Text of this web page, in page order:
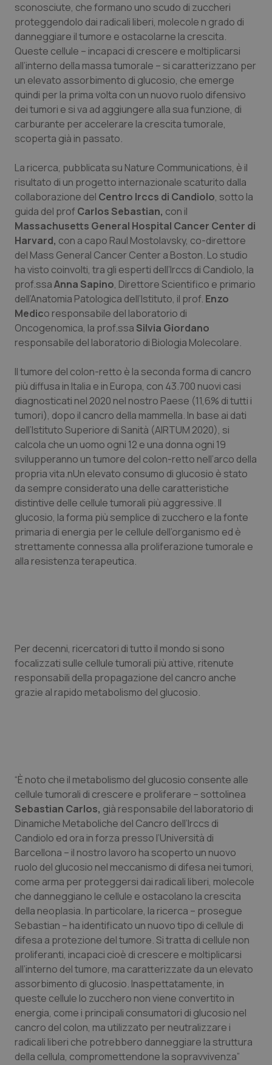
Campania
Emilia-Romagna
Friuli Venezia Giulia
Lazio
Liguria
Lombardia
Marche
Molise
Piemonte
Provincia Autonoma di Bolzano
Provincia Autonoma di Trento
Puglia
Sardegna
Sicilia
Toscana
Umbria
Valle D’Aosta
Veneto
Car-T
Colesterolo & coronaropatie
Dermatite Atopica
Diabete & glucometri
Disturbi dell’umore
Dolore
Donna & Salute
Epatiti
HIV
Infezioni & Febbre
Ipertensione & Scompenso
Malattie rare
Malattia di Crohn & Rettocolite Ulcerosa
Neuroscienze & patologie neurodegenerative
Obesità
Oftalmologia
Oncodermatologia
Oncoematologia
Quotidiano Cardiologia
Quotidiano Chirurgia
Rene & patologie urogenitali
Salute orale & impianti
Sangue & coagulazione
Tiroide
Tumore al seno
Tumore ovarico
Tumori del Polmone & Testa Collo
Tumori gastrointestinali
Ulcera & Reflusso
Vaccini
sconosciute, che formano uno scudo di zuccheri
proteggendolo dai radicali liberi, molecole n grado di
danneggiare il tumore e ostacolarne la crescita.
Queste cellule – incapaci di crescere e moltiplicarsi
all’interno della massa tumorale – si caratterizzano per
un elevato assorbimento di glucosio, che emerge
quindi per la prima volta con un nuovo ruolo difensivo
dei tumori e si va ad aggiungere alla sua funzione, di
carburante per accelerare la crescita tumorale,
scoperta già in passato.
La ricerca, pubblicata su Nature Communications, è il
risultato di un progetto internazionale scaturito dalla
collaborazione del Centro Irccs di Candiolo, sotto la
guida del prof Carlos Sebastian, con il
Massachusetts General Hospital Cancer Center di
Harvard, con a capo Raul Mostolavsky, co-direttore
del Mass General Cancer Center a Boston. Lo studio
ha visto coinvolti, tra gli esperti dell’Irccs di Candiolo, la
prof.ssaAnna Sapino, Direttore Scientifico e primario
dell’Anatomia Patologica dell’Istituto, il prof. Enzo
Medico responsabile del laboratorio di
Oncogenomica, la prof.ssa Silvia Giordano
responsabile del laboratorio di Biologia Molecolare.
Il tumore del colon-retto è la seconda forma di cancro
più diffusa in Italia e in Europa, con 43.700 nuovi casi
diagnosticati nel 2020 nel nostro Paese (11,6% di tutti i
tumori), dopo il cancro della mammella. In base ai dati
dell’Istituto Superiore di Sanità (AIRTUM 2020), si
calcola che un uomo ogni 12 e una donna ogni 19
svilupperanno un tumore del colon-retto nell’arco della
propria vita.nUn elevato consumo di glucosio è stato
da sempre considerato una delle caratteristiche
distintive delle cellule tumorali più aggressive. Il
glucosio, la forma più semplice di zucchero e la fonte
primaria di energia per le cellule dell’organismo ed è
strettamente connessa alla proliferazione tumorale e
alla resistenza terapeutica.
Per decenni, ricercatori di tutto il mondo si sono
focalizzati sulle cellule tumorali più attive, ritenute
responsabili della propagazione del cancro anche
grazie al rapido metabolismo del glucosio.
“È noto che il metabolismo del glucosio consente alle
cellule tumorali di crescere e proliferare – sottolinea
Sebastian Carlos, già responsabile del laboratorio di
Dinamiche Metaboliche del Cancro dell’Irccs di
Candiolo ed ora in forza presso l’Università di
Barcellona – il nostro lavoro ha scoperto un nuovo
ruolo del glucosio nel meccanismo di difesa nei tumori,
come arma per proteggersi dai radicali liberi, molecole
che danneggiano le cellule e ostacolano la crescita
della neoplasia. In particolare, la ricerca – prosegue
Sebastian – ha identificato un nuovo tipo di cellule di
difesa a protezione del tumore. Si tratta di cellule non
proliferanti, incapaci cioè di crescere e moltiplicarsi
all’interno del tumore, ma caratterizzate da un elevato
assorbimento di glucosio. Inaspettatamente, in
queste cellule lo zucchero non viene convertito in
energia, come i principali consumatori di glucosio nel
cancro del colon, ma utilizzato per neutralizzare i
radicali liberi che potrebbero danneggiare la struttura
della cellula, compromettendone la sopravvivenza”